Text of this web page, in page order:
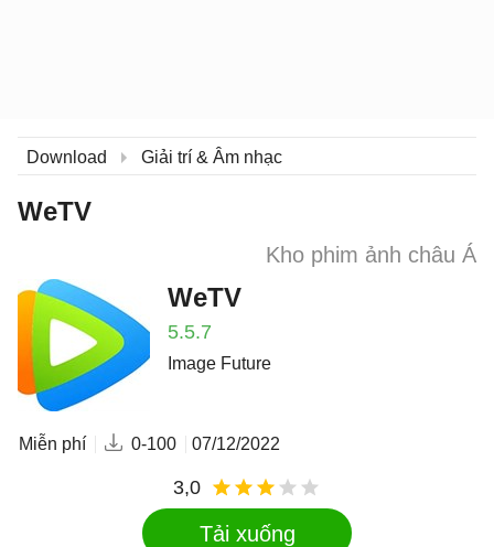
Download Giải trí & Âm nhạc
WeTV
Kho phim ảnh châu Á
WeTV
5.5.7
Image Future
Miễn phí 0-100 07/12/2022
3,0
Tải xuống